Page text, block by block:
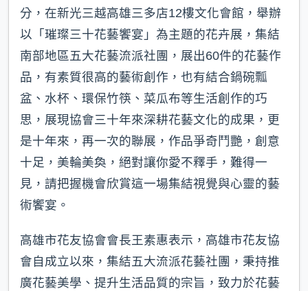
分，在新光三越高雄三多店12樓文化會館，舉辦
以「璀璨三十花藝饗宴」為主題的花卉展，集結
南部地區五大花藝流派社團，展出60件的花藝作
品，有素質很高的藝術創作，也有結合鍋碗瓢
盆、水杯、環保竹筷、菜瓜布等生活創作的巧
思，展現協會三十年來深耕花藝文化的成果，更
是十年來，再一次的聯展，作品爭奇鬥艷，創意
十足，美輪美奐，絕對讓你愛不釋手，難得一
見，請把握機會欣賞這一場集結視覺與心靈的藝
術饗宴。
高雄市花友協會會長王素惠表示，高雄市花友協
會自成立以來，集結五大流派花藝社團，秉持推
廣花藝美學、提升生活品質的宗旨，致力於花藝